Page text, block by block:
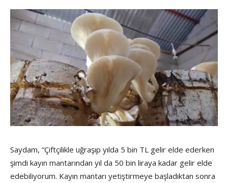
Saydam, “Çiftçilikle uğraşıp yılda 5 bin TL gelir elde ederken
şimdi kayın mantarından yıl da 50 bin liraya kadar gelir elde
edebiliyorum. Kayın mantarı yetiştirmeye başladıktan sonra